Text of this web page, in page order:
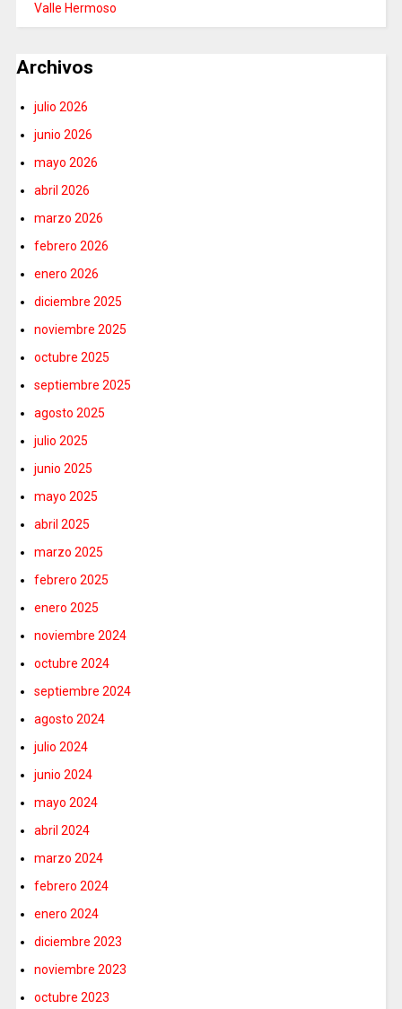
Valle Hermoso
Archivos
julio 2026
junio 2026
mayo 2026
abril 2026
marzo 2026
febrero 2026
enero 2026
diciembre 2025
noviembre 2025
octubre 2025
septiembre 2025
agosto 2025
julio 2025
junio 2025
mayo 2025
abril 2025
marzo 2025
febrero 2025
enero 2025
noviembre 2024
octubre 2024
septiembre 2024
agosto 2024
julio 2024
junio 2024
mayo 2024
abril 2024
marzo 2024
febrero 2024
enero 2024
diciembre 2023
noviembre 2023
octubre 2023